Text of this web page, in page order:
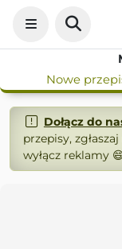
Nowe
Dołącz do
przepisy,
wyłącz reklamy